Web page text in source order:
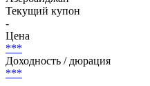
Страна риска
Азербайджан
Текущий купон
-